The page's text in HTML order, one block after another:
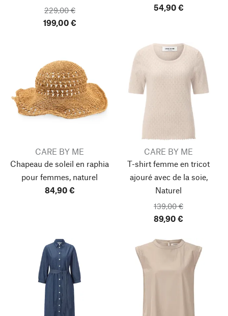
229,00 €
199,00 €
54,90 €
CARE BY ME
Chapeau de soleil en raphia
pour femmes, naturel
84,90 €
CARE BY ME
T-shirt femme en tricot
ajouré avec de la soie,
Naturel
139,00 €
89,90 €